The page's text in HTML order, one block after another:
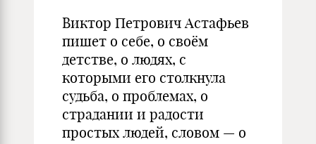
Виктор Петрович Астафьев
пишет о себе, о своём
детстве, о людях, с
которыми его столкнула
судьба, о проблемах, о
страдании и радости
простых людей, словом — о